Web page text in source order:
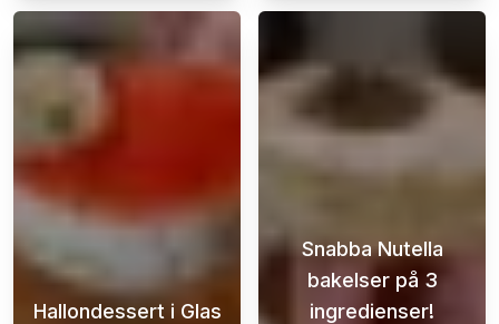
Hallondessert i Glas
Snabba Nutella
bakelser på 3
ingredienser!